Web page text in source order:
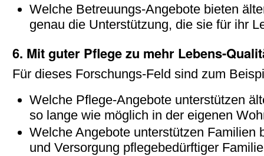
Welche Betreuungs-Angebote bieten
genau die Unterstützung, die sie für ihr
6. Mit guter Pflege zu mehr Lebens-
Für dieses Forschungs-Feld sind zum
Welche Pflege-Angebote unterstützen
so lange wie möglich in der eigenen
Welche Angebote unterstützen Familien
und Versorgung pflegebedürftiger